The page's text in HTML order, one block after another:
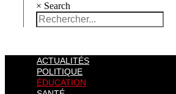
× Search
ACTUALITÉS
POLITIQUE
ÉDUCATION